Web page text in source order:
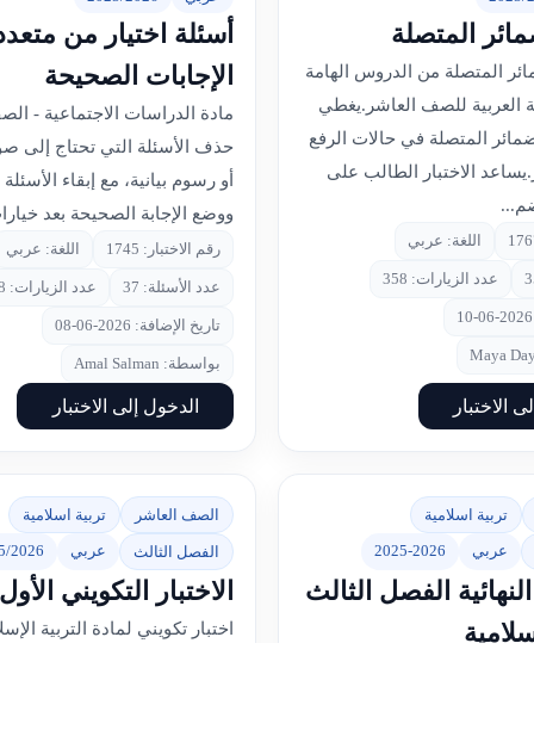
المتصلة
المتصلة من الدروس الهامة
العربية للصف العاشر.يغطي
المتصلة في حالات الرفع
الاختبار الطالب على
اللغة: عربي
عدد الزيارات: 358
الاختبار
أسئلة اختيار من
الإجابات الصحيحة
مادة الدراسات الاجتماعية -
حذف الأسئلة التي تحتاج إلى
أو رسوم بيانية، مع إبقاء
ووضع الإجابة الصحيحة بعد
رقم الاختبار: 1745 اللغة: عربي
عدد الأسئلة: 37 عدد الزيارات: 328
تاريخ الإضافة: 2026-06-08
بواسطة: Amal Salman
الدخول إلى الاختبار
تربية اسلامية
عربي
2025-2026
الفصل الثالث
الصف العاشر تربية اسلامية
الفصل الثالث عربي 2026
الاختبار التكويني الأول
اختبار تكويني لمادة التربية